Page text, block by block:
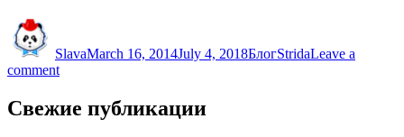
SlavaMarch 16, 2014July 4, 2018БлогStridaLeave a
commenton
велосипед!
Свежие публикации